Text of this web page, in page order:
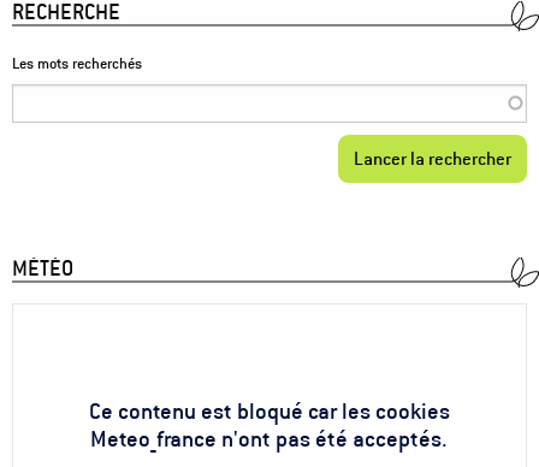
RECHERCHE
Les mots recherchés
MÉTÉO
Ce contenu est bloqué car les cookies
Meteo_france n'ont pas été acceptés.